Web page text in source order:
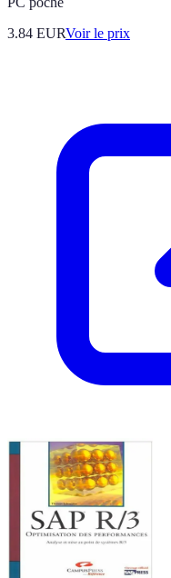
3.84 EURVoir le prix